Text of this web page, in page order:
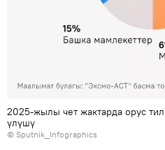
2025-жылы чет жактарда орус
үлүшү
© Sputnik_Infographics